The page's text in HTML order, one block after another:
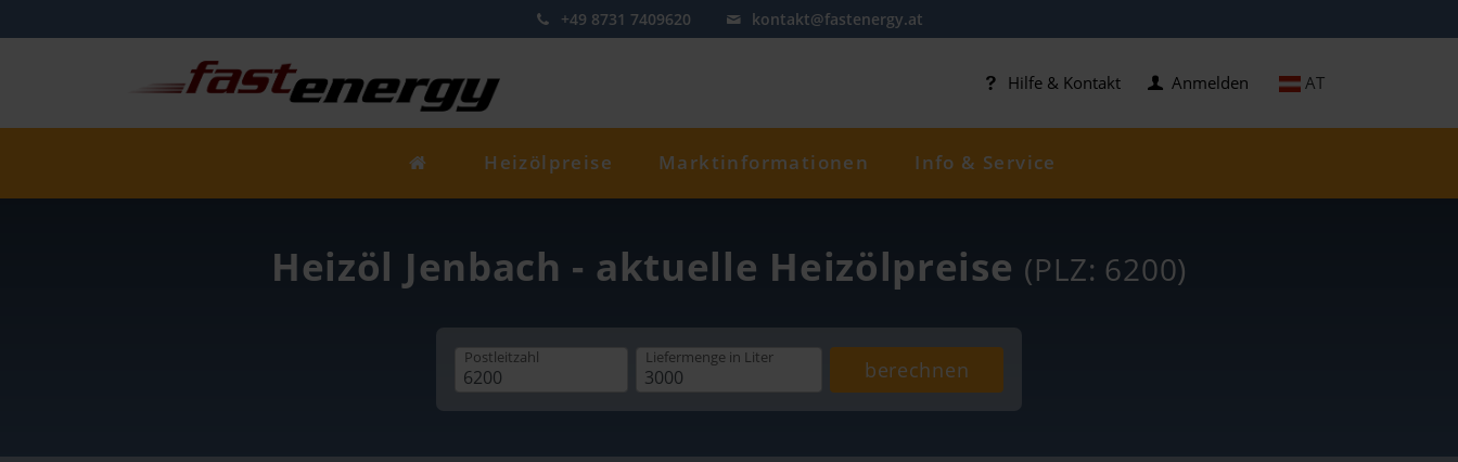
+49 8731 7409620 kontakt@fastenergy.at
AT
Hilfe & Kontakt Anmelden
Heizölpreise Marktinformationen Info & Service
Heizöl Jenbach - aktuelle Heizölpreise (PLZ: 6200)
Postleitzahl Liefermenge in Liter berechnen